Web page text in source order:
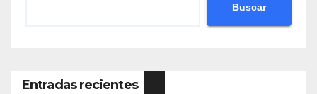
Buscar
Entradas recientes